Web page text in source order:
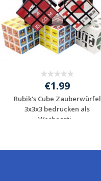
€1.99
Rubik's Cube Zauberwürfel
3x3x3 bedrucken als
Werbearti...
anfragen